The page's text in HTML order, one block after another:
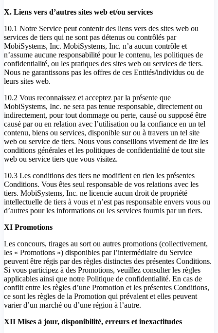
X. Liens vers d’autres sites web et/ou services
10.1 Notre Service peut contenir des liens vers des sites web ou
services de tiers qui ne sont pas détenus ou contrôlés par
MobiSystems, Inc. MobiSystems, Inc. n’a aucun contrôle et
n’assume aucune responsabilité pour le contenu, les politiques de
confidentialité, ou les pratiques des sites web ou services de tiers.
Nous ne garantissons pas les offres de ces Entités/individus ou de
leurs sites web.
10.2 Vous reconnaissez et acceptez par la présente que
MobiSystems, Inc. ne sera pas tenue responsable, directement ou
indirectement, pour tout dommage ou perte, causé ou supposé être
causé par ou en relation avec l’utilisation ou la confiance en un tel
contenu, biens ou services, disponible sur ou à travers un tel site
web ou service de tiers. Nous vous conseillons vivement de lire les
conditions générales et les politiques de confidentialité de tout site
web ou service tiers que vous visitez.
10.3 Les conditions des tiers ne modifient en rien les présentes
Conditions. Vous êtes seul responsable de vos relations avec les
tiers. MobiSystems, Inc. ne licencie aucun droit de propriété
intellectuelle de tiers à vous et n’est pas responsable envers vous ou
d’autres pour les informations ou les services fournis par un tiers.
XI Promotions
Les concours, tirages au sort ou autres promotions (collectivement,
les « Promotions ») disponibles par l’intermédiaire du Service
peuvent être régis par des règles distinctes des présentes Conditions.
Si vous participez à des Promotions, veuillez consulter les règles
applicables ainsi que notre Politique de confidentialité. En cas de
conflit entre les règles d’une Promotion et les présentes Conditions,
ce sont les règles de la Promotion qui prévalent et elles peuvent
varier d’un marché ou d’une région à l’autre.
XII Mises à jour, disponibilité, erreurs et inexactitudes